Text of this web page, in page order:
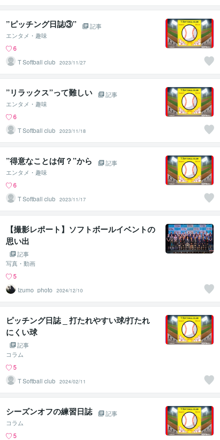
”ピッチング日誌③”
記事
エンタメ・趣味
6
T Softball club 2023/11/27
”リラックス”って難しい
記事
エンタメ・趣味
6
T Softball club 2023/11/18
”得意なことは何？”から
記事
エンタメ・趣味
6
T Softball club 2023/11/17
【撮影レポート】ソフトボールイベントの
思い出
記事
写真・動画
5
Izumo_photo
2024/12/10
ピッチング日誌 _ 打たれやすい球/打たれ
にくい球
記事
コラム
5
T Softball club 2024/02/11
シーズンオフの練習日誌
記事
コラム
5